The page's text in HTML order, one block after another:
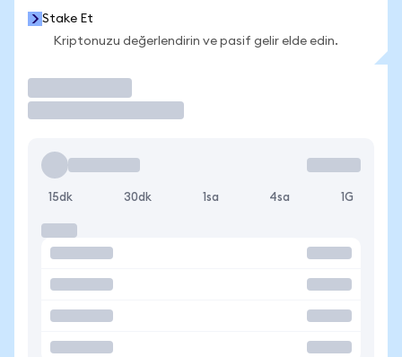
Stake Et
Kriptonuzu değerlendirin ve pasif gelir elde edin.
15dk 30dk 1sa 4sa 1G